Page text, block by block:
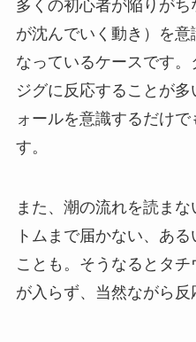
多くの初心者が陥りが
が沈んでいく動き）を
なっているケースです
ジグに反応することが
ォールを意識するだけ
す。
また、潮の流れを読ま
トムまで届かない、あ
ことも。そうなるとタ
が入らず、当然ながら反